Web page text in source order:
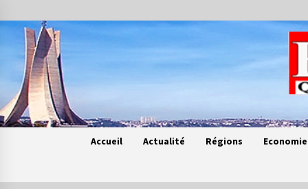
to
content
Accueil Actualité Régions Economie